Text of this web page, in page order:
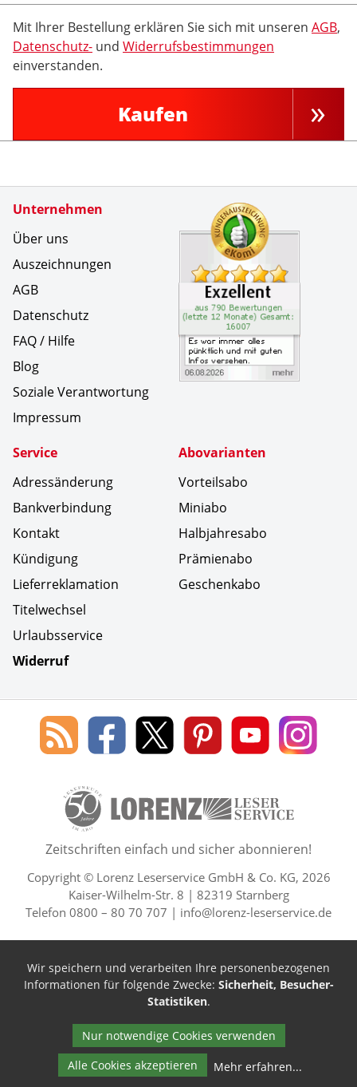
Mit Ihrer Bestellung erklären Sie sich mit unseren AGB,
Datenschutz- und Widerrufsbestimmungen
einverstanden.
Kaufen
Unternehmen
Über uns
Auszeichnungen
AGB
Datenschutz
FAQ / Hilfe
Blog
Soziale Verantwortung
Impressum
Service
Adressänderung
Bankverbindung
Kontakt
Kündigung
Lieferreklamation
Titelwechsel
Urlaubsservice
Widerruf
Abovarianten
Vorteilsabo
Miniabo
Halbjahresabo
Prämienabo
Geschenkabo
Zertifikate
Social Media
Blog
des
Leserservice
Lorenz
Leserservice
Lorenz
Leserservice
Lorenz
Leserservice
Lorenz
Leserservice
Lorenz
50 Lesefreude im Abo Jahre
Zeitschriften einfach und sicher abonnieren!
Copyright © Lorenz Leserservice GmbH & Co. KG, 2026
Kaiser-Wilhelm-Str. 8 | 82319 Starnberg
Telefon 0800 – 80 70 707 | info@lorenz-leserservice.de
Wir speichern und verarbeiten Ihre personenbezogenen
Informationen für folgende Zwecke: Sicherheit, Besucher-
Statistiken.
Nur notwendige Cookies verwenden
Alle Cookies akzeptieren
Mehr erfahren...